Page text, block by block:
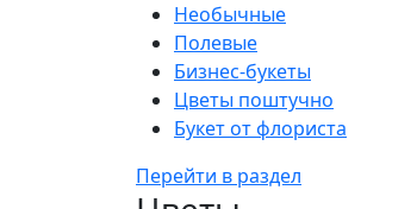
Необычные
Полевые
Бизнес-букеты
Цветы поштучно
Букет от флориста
Перейти в раздел